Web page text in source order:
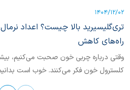
1404/12/02
تری‌گلیسیرید بالا چیست؟ اعداد
راه‌های کاهش
وقتی درباره چربی خون صحبت می‌کنیم،
کلسترول خون فکر می‌کنند. خوب است
یکی دیگر از انواع چربی خون نیز حائز